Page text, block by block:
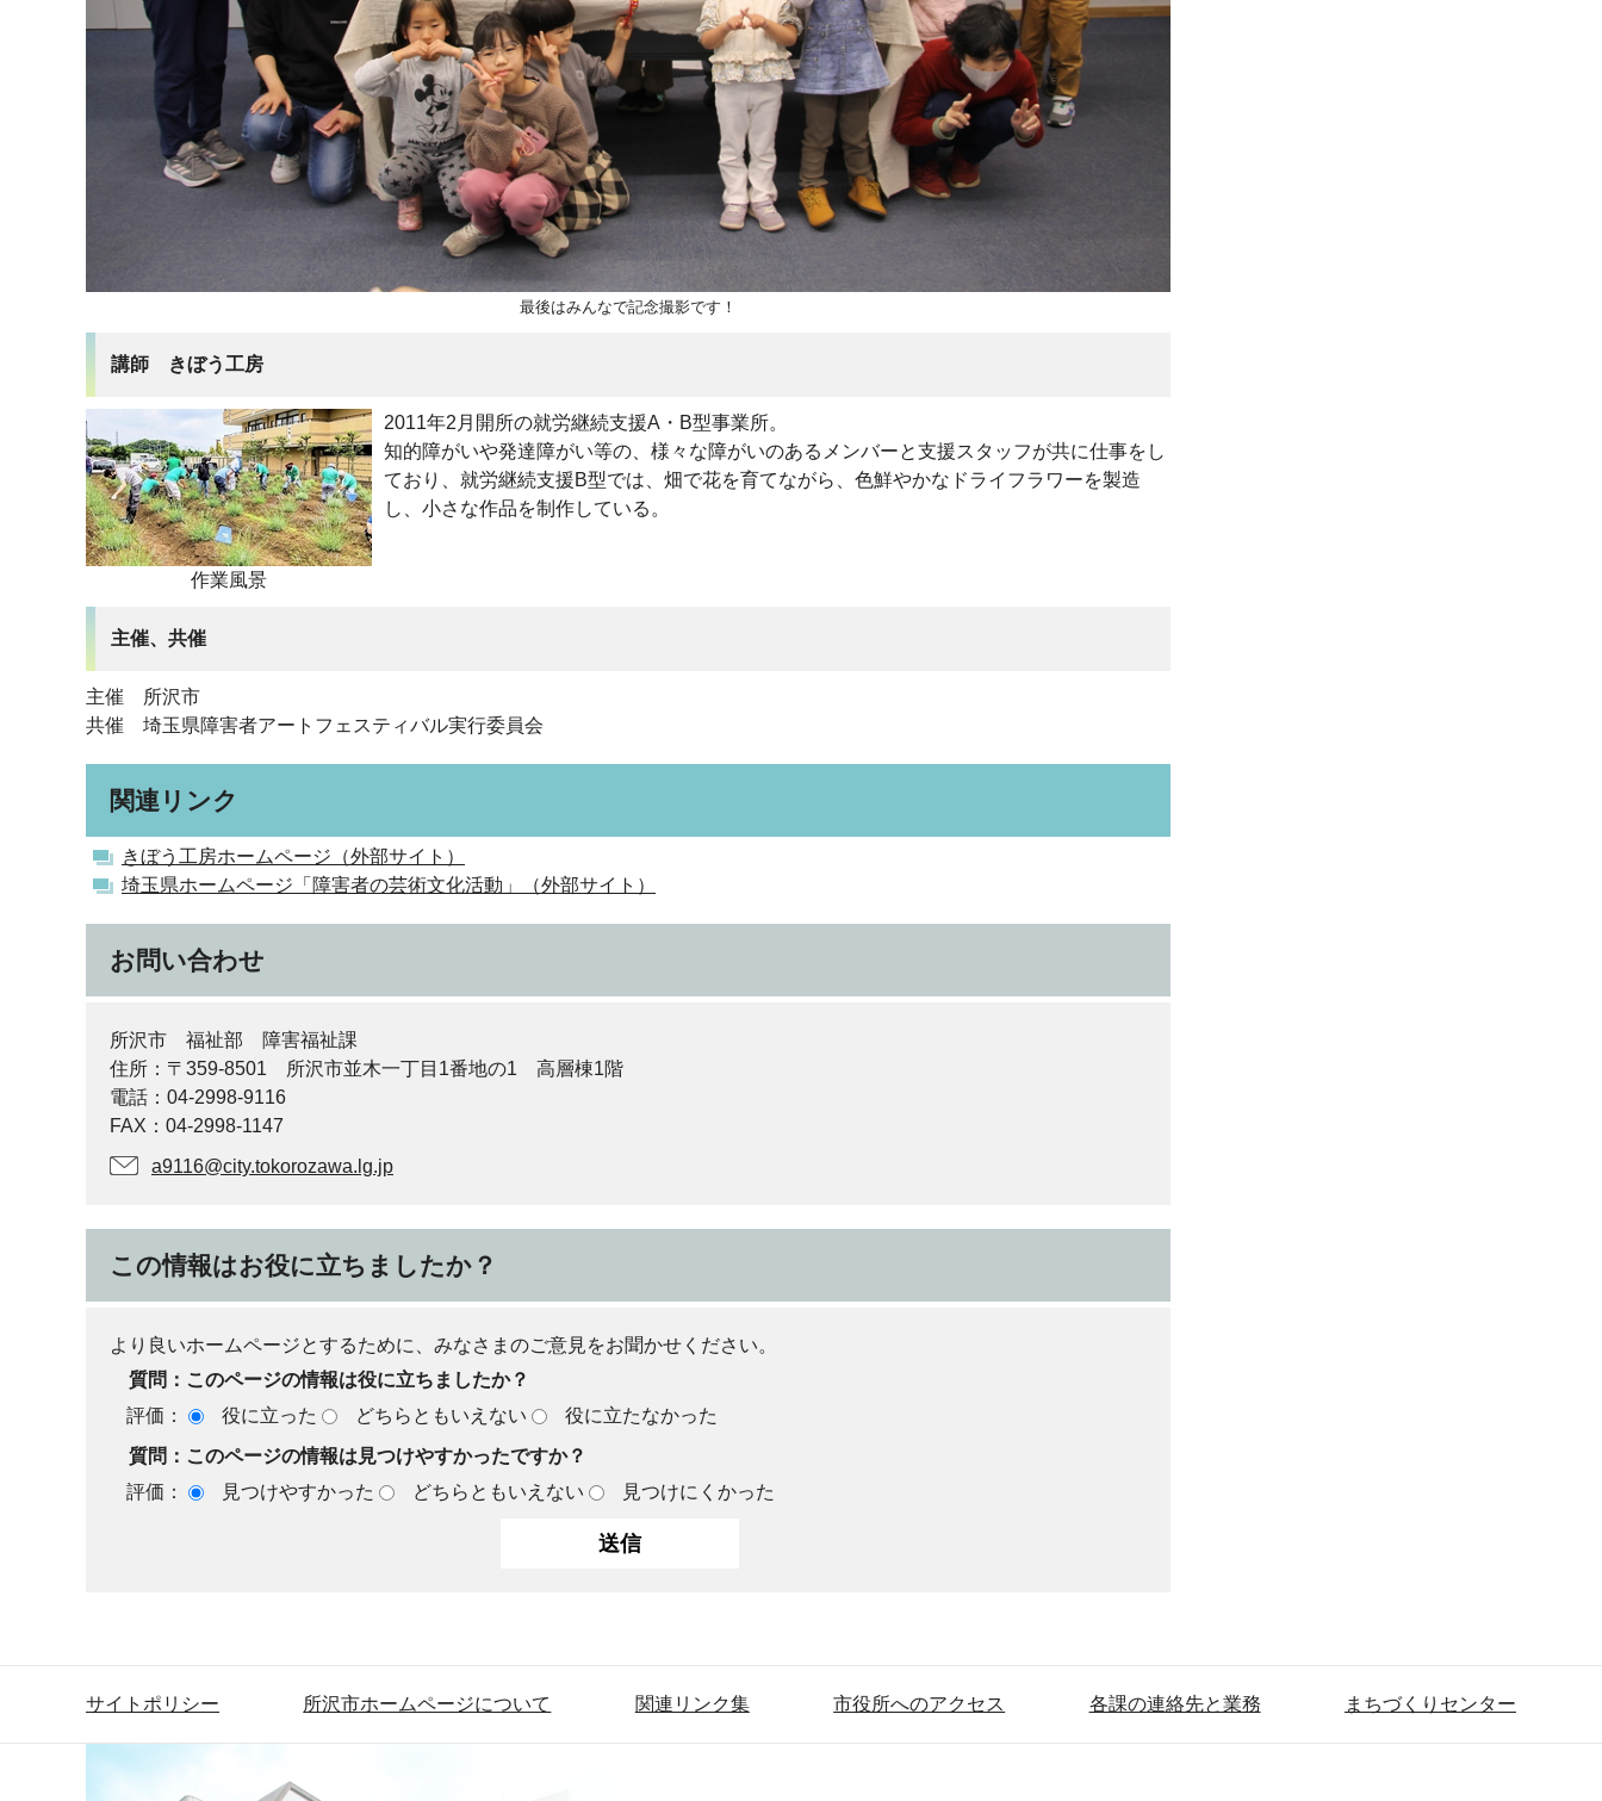
最後はみんなで記念撮影です！
講師 きぼう工房
作業風景
2011年2月開所の就労継続支援A・B型事業所。
知的障がいや発達障がい等の、様々な障がいのあるメンバーと支援スタッフが共に仕事をし
ており、就労継続支援B型では、畑で花を育てながら、色鮮やかなドライフラワーを製造
し、小さな作品を制作している。
主催、共催
主催 所沢市
共催 埼玉県障害者アートフェスティバル実行委員会
関連リンク
きぼう工房ホームページ（外部サイト）
埼玉県ホームページ「障害者の芸術文化活動」（外部サイト）
お問い合わせ
所沢市 福祉部 障害福祉課
住所：〒359-8501 所沢市並木一丁目1番地の1 高層棟1階
電話：04-2998-9116
FAX：04-2998-1147
a9116@city.tokorozawa.lg.jp
この情報はお役に立ちましたか？
より良いホームページとするために、みなさまのご意見をお聞かせください。
質問：このページの情報は役に立ちましたか？
評価：
役に立った どちらともいえない
役に立たなかった
質問：このページの情報は見つけやすかったですか？
評価：
見つけやすかった どちらともいえない 見つけにくかった
サイトポリシー 所沢市ホームページについて 関連リンク集 市役所へのアクセス 各課の連絡先と業務 まちづくりセンター